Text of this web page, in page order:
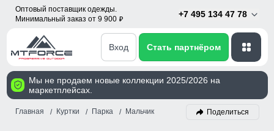
Оптовый поставщик одежды.
Минимальный заказ от 9 900 p
+7 495 134 47 78
Вход Стать партнёром
Мы не продаем новые коллекции 2025/2026 на
маркетплейсах.
Главная Куртки Парка Мальчик Поделиться